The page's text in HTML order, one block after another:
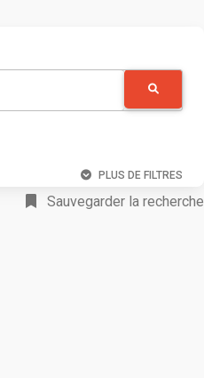
PLUS DE FILTRES
Sauvegarder la recherche